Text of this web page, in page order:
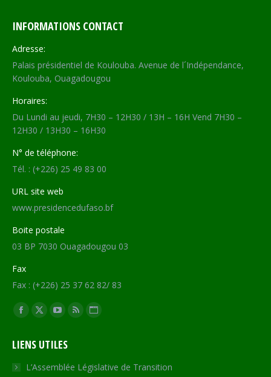
INFORMATIONS CONTACT
Adresse:
Palais présidentiel de Koulouba. Avenue de l´Indépendance,
Koulouba, Ouagadougou
Horaires:
Du Lundi au jeudi, 7H30 – 12H30 / 13H – 16H Vend 7H30 –
12H30 / 13H30 – 16H30
N° de téléphone:
Tél. : (+226) 25 49 83 00
URL site web
www.presidencedufaso.bf
Boite postale
03 BP 7030 Ouagadougou 03
Fax
Fax : (+226) 25 37 62 82/ 83
Trouvez nous sur :
Facebook
opens
in
X
opens
in
YouTube
opens
in
RSS
in
Site
opens
LIENS UTILES
L’Assemblée Législative de Transition